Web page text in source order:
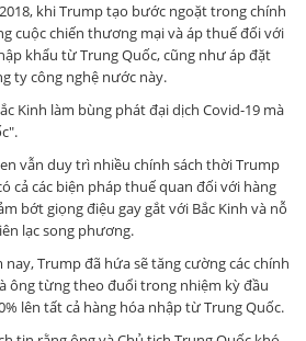
khi Trump tạo bước ngoặt trong chính
cuộc chiến thương mại và áp thuế đối với
khẩu từ Trung Quốc, cũng như áp đặt
ty công nghệ nước này.
Kinh làm bùng phát đại dịch Covid-19 mà
vẫn duy trì nhiều chính sách thời Trump
cả các biện pháp thuế quan đối với hàng
bớt giọng điệu gay gắt với Bắc Kinh và nỗ
lạc song phương.
Trump đã hứa sẽ tăng cường các chính
ông từng theo đuổi trong nhiệm kỳ đầu
lên tất cả hàng hóa nhập từ Trung Quốc.